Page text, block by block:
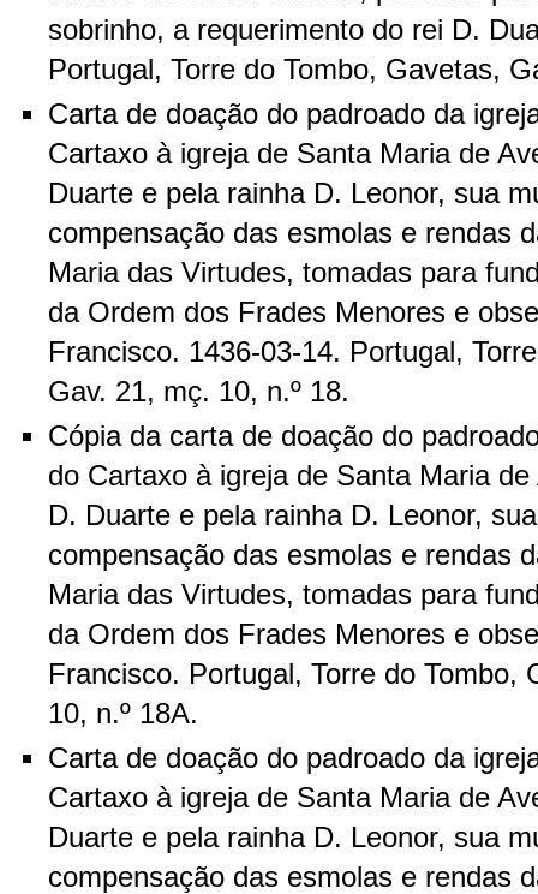
sobrinho, a requerimento do rei D.
Portugal, Torre do Tombo, Gavetas,
Carta de doação do padroado da
Cartaxo à igreja de Santa Maria de
Duarte e pela rainha D. Leonor, sua
compensação das esmolas e rendas
Maria das Virtudes, tomadas para
da Ordem dos Frades Menores e
Francisco. 1436-03-14. Portugal,
Gav. 21, mç. 10, n.º 18.
Cópia da carta de doação do
do Cartaxo à igreja de Santa Maria
D. Duarte e pela rainha D. Leonor,
compensação das esmolas e rendas
Maria das Virtudes, tomadas para
da Ordem dos Frades Menores e
Francisco. Portugal, Torre do Tombo,
10, n.º 18A.
Carta de doação do padroado da
Cartaxo à igreja de Santa Maria de
Duarte e pela rainha D. Leonor, sua
compensação das esmolas e rendas